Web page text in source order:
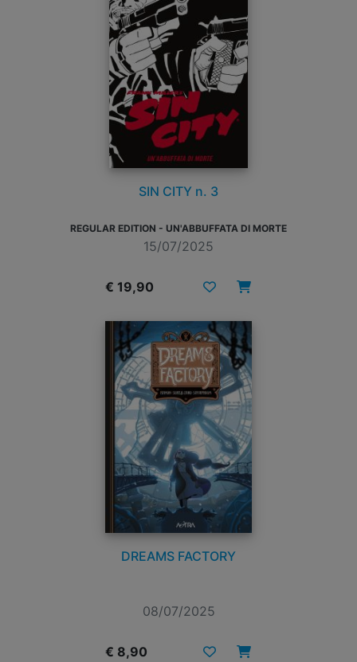
SIN CITY n. 3
REGULAR EDITION - UN'ABBUFFATA DI MORTE
15/07/2025
€ 19,90
DREAMS FACTORY
08/07/2025
€ 8,90